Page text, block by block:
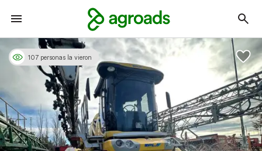
107 personas la vieron